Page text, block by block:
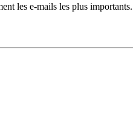
les e-mails les plus